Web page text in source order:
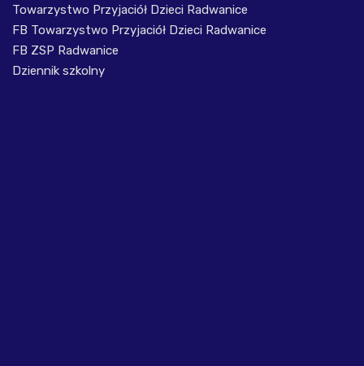
Towarzystwo Przyjaciół Dzieci Radwanice
FB Towarzystwo Przyjaciół Dzieci Radwanice
FB ZSP Radwanice
Dziennik szkolny